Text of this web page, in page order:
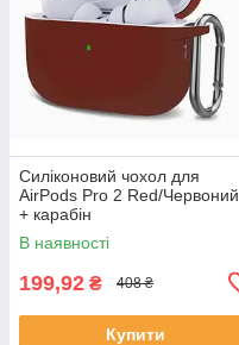
Силіконовий чохол для
AirPods Pro 2 Red/Червоний
+ карабін
В наявності
199,92 ₴ 408 ₴
Купити